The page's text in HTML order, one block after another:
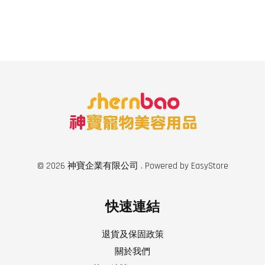
© 2026 神寶企業有限公司 . Powered by EasyStore
快速連結
退貨及保固政策
關於我們